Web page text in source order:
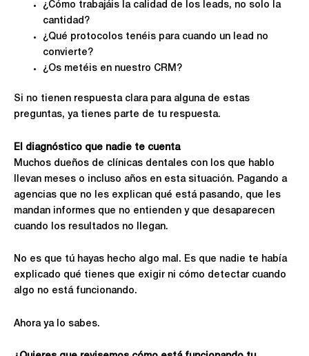
¿Cómo trabajáis la calidad de los leads, no solo la
cantidad?
¿Qué protocolos tenéis para cuando un lead no
convierte?
¿Os metéis en nuestro CRM?
Si no tienen respuesta clara para alguna de estas
preguntas, ya tienes parte de tu respuesta.
El diagnóstico que nadie te cuenta
Muchos dueños de clínicas dentales con los que hablo
llevan meses o incluso años en esta situación. Pagando a
agencias que no les explican qué está pasando, que les
mandan informes que no entienden y que desaparecen
cuando los resultados no llegan.
No es que tú hayas hecho algo mal. Es que nadie te había
explicado qué tienes que exigir ni cómo detectar cuando
algo no está funcionando.
Ahora ya lo sabes.